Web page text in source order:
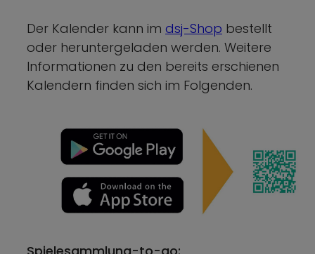
Der Kalender kann im dsj-Shop bestellt
oder heruntergeladen werden. Weitere
Informationen zu den bereits erschienen
Kalendern finden sich im Folgenden.